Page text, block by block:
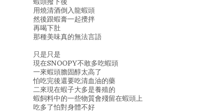
蝦頭撥下後
用燒清酒倒入龍蝦頭
然後跟蝦膏一起攪拌
再喝下肚
那種美味真的無法言語
只是只是
現在SNOOPY不敢多吃蝦頭
一來蝦頭膽固醇太高了
怕吃完後還要吃清血油的藥
二來現在蝦子大多是養殖的
蝦飼料中的一些物質會殘留在蝦頭上
吃多了怕對身體不好